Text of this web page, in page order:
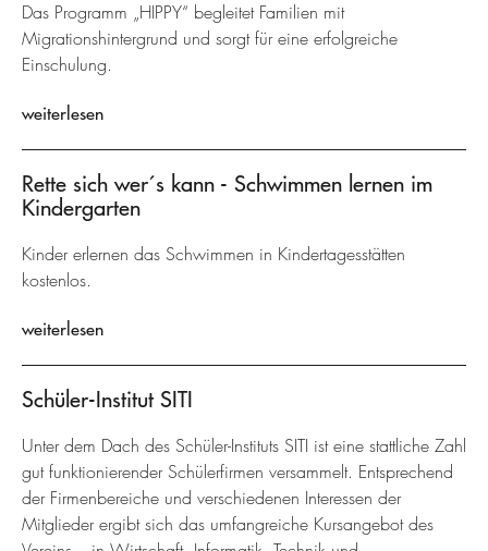
Das Programm „HIPPY“ begleitet Familien mit
Migrationshintergrund und sorgt für eine erfolgreiche
Einschulung.
weiterlesen
Rette sich wer´s kann - Schwimmen lernen im
Kindergarten
Kinder erlernen das Schwimmen in Kindertagesstätten
kostenlos.
weiterlesen
Schüler-Institut SITI
Unter dem Dach des Schüler-Instituts SITI ist eine stattliche Zahl
gut funktionierender Schülerfirmen versammelt. Entsprechend
der Firmenbereiche und verschiedenen Interessen der
Mitglieder ergibt sich das umfangreiche Kursangebot des